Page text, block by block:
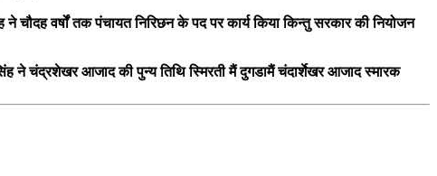
ने चौदह वर्षों तक पंचायत निरिछन के पद पर कार्य किया किन्तु सरकार की नियोजन
ने चंद्रशेखर आजाद की पुन्य तिथि स्मिरती मैं दुगडामैं चंदार्शेखर आजाद स्मारक